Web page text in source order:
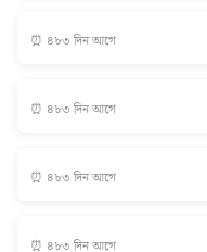
⏰ ৪৮৩ দিন আগে
⏰ ৪৮৩ দিন আগে
⏰ ৪৮৩ দিন আগে
⏰ ৪৮৩ দিন আগে